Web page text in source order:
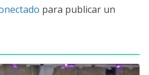
para publicar un